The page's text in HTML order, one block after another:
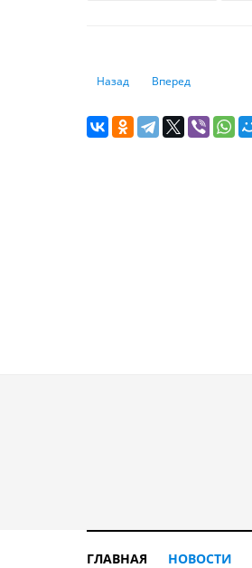
Предыдущий: Ограничения
Назад Следующий: Что
Вперед
ГЛАВНАЯ НОВОСТИ